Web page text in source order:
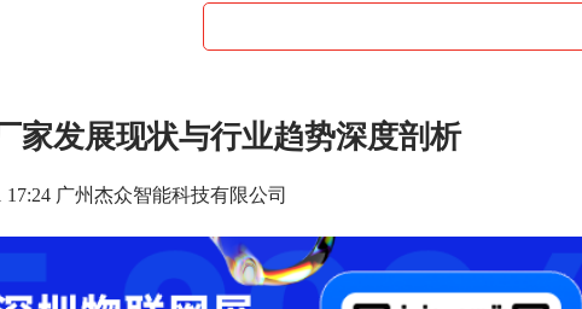
家发展现状与行业趋势深度剖析
17:24 广州杰众智能科技有限公司